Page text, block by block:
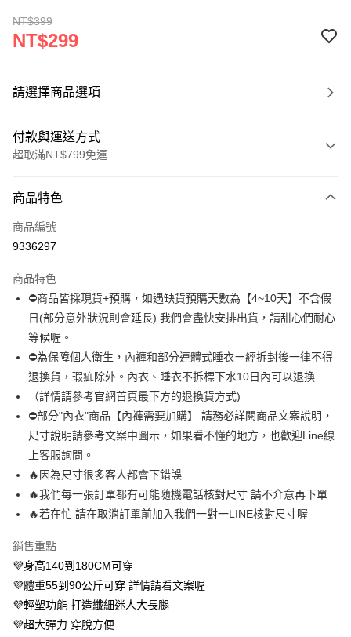
NT$399
NT$299
請選擇商品選項
付款與運送方式
超取滿NT$799免運
信用卡一次付款
超商取貨付款
Apple Pay
街口支付
悠遊付
全盈+PAY
AFTEE先享後付
相關說明
【關於「AFTEE先享後付」】
AFTEE先享後付是「在收到商品之後才付款」的支付方式。 讓您購物簡單
便利好安心！
１．簡單：不需註冊會員、不需綁卡、不需儲值。
３．安心：先確認商品／服務後，再付款。
【「AFTEE先享後付」結帳流程】
１．於結帳方式選擇「AFTEE先享後付」後，將跳轉至「AFTEE先享後付」
結帳頁面，進行簡訊認證並確認金額後，即可完成結帳。
２．訂單成立數日內，您將收到繳費通知簡訊。
３．收到繳費通知簡訊後14天內，點擊此簡訊中的連結，可透過四大超商／
ATM／網路銀行／等多元方式進行付款，方視為交易完成。
※ 請注意：結帳手續完成當下不需立刻繳費，但若您需要取消訂單，請聯絡
ATM付款
運送方式
全家 取貨付款約3～4天到貨
每筆NT$80，滿NT$799(含以上)免運費
付款後全家取貨
每筆NT$80，滿NT$799(含以上)免運費
萊爾富 取貨付款約3～4天到貨
商品特色
商品編號
9336297
商品特色
⛔商品皆採現貨+預購，如遇缺貨預購天數為【4~10天】不含假
日(部分意外狀況則會延長) 我們會盡快安排出貨，請甜心們耐心
等候喔。
⛔為保障個人衛生，內褲和部分連體式睡衣ㄧ經拆封後一律不得
退換貨，瑕疵除外。內衣、睡衣不拆標下水10日內可以退換
（詳情請參考官網首頁最下方的退換貨方式)
⛔部分"內衣"商品【內褲需要加購】 請務必詳閱商品文案說明，
尺寸說明請參考文案中圖示，如果看不懂的地方，也歡迎Line線
上客服詢問。
🔥因為尺寸很多客人都會下錯誤
🔥我們每一張訂單都有可能隨機電話核對尺寸 請不介意再下單
🔥若在忙 請在取消訂單前加入我們一對一LINE核對尺寸喔
銷售重點
💜身高140到180CM可穿
💜體重55到90公斤可穿 詳情請看文案喔
💜輕塑功能 打造纖細迷人大長腿
💜超大彈力 穿脫方便